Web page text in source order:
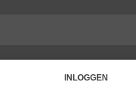
INLOGGEN